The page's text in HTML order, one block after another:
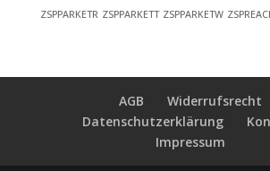
ZSPPARKETR ZSPPARKETT ZSPPARKETW
AGB
Widerrufsrecht
Datenschutzerklärung
Impressum